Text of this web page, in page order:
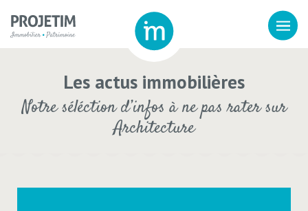
Les actus immobilières
Notre séléction d’infos à ne pas rater sur
Architecture